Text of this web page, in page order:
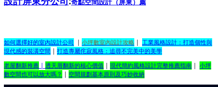
奇點空間設計（屏東） 薦
如何選擇好的室內設計公司 | 小坪數室內設計攻略 | 工業風格設計：打造個性與
現代感的裝潢空間 | 打造專屬侘寂風格：追尋不完美中的美學
老屋翻新推薦 | 透天厝翻新的核心價值 | 現代簡約風格設計完整推薦指南 | 小坪
數空間也可以放大嗎？ | 空間規劃基本原則及巧妙收納